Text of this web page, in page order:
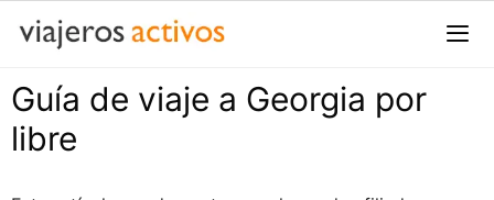
Saltar
contenido
Guía de viaje a Georgia por
libre